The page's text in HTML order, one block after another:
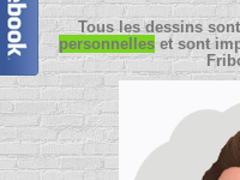
Tous les dessins
personnelles et sont